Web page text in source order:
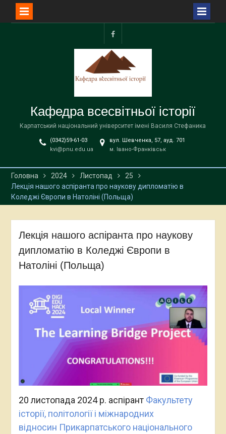
facebook
Кафедра всесвітньої історії
Карпатський національний університет імені Василя Стефаника
(0342)59-61-03
kvi@pnu.edu.ua
вул. Шевченка, 57, ауд. 701
м. Івано-Франківськ
Головна 2024 Листопад
25
Лекція нашого аспіранта про наукову дипломатію в
Коледжі Європи в Натоліні (Польща)
Лекція нашого аспіранта про наукову
дипломатію в Коледжі Європи в
Натоліні (Польща)
20 листопада 2024 р. аспірант Факультету
історії, політології і міжнародних
відносин Прикарпатського національного